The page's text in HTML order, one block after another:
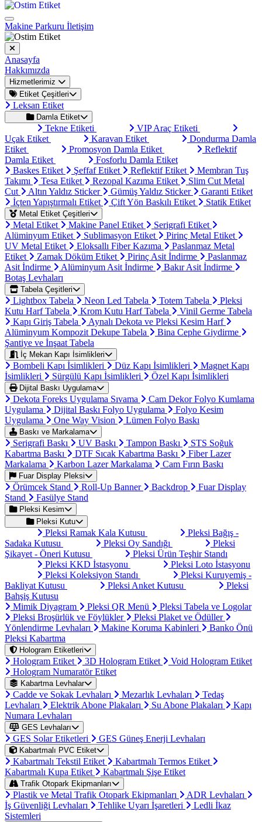
Makine Parkuru İletişim
Anasayfa
Hakkımızda
Hizmetlerimiz
Etiket Çeşitleri
Leksan Etiket
Damla Etiket
Tekne Etiketi
VIP Araç Etiketi
Uçak Etiket
Karavan Etiket
Dondurma Damla
Etiket
Promosyon Damla Etiket
Reflektif
Damla Etiket
Fosforlu Damla Etiket
Baskes Etiket
Şeffaf Etiket Reflektif Etiket
Membran Tuş
Takımı
Tesa Etiket Rezopal Kazıma Etiket
Slim Cut Metal
Cut
Altın Yaldız Sticker Gümüş Yaldız Sticker
Garanti Etiket
İçten Yapıştırmalı Etiket
Çift Yön Baskılı Etiket Statik Etiket
Metal Etiket Çeşitleri
Metal Etiket Makine Panel Etiket
Serigrafi Etiket
Alüminyum Etiket
Sublimasyon Etiket
Pirinç Metal Etiket
UV Metal Etiket
Eloksallı Fiber Kazıma
Paslanmaz Metal
Etiket
Zamak Döküm Etiket Pirinç Asit İndirme
Paslanmaz
Asit İndirme
Alüminyum Asit İndirme
Bakır Asit İndirme
Botaş Levhaları
Tabela Çeşitleri
Lightbox Tabela Neon Led Tabela Totem Tabela
Pleksi
Kutu Harf Tabela
Krom Kutu Harf Tabela
Vinil Germe Tabela
Kapı Giriş Tabela
Aynalı Dekota ve Pleksi Kesim Harf
Alüminyum Kompozit Dekupe Tabela
Bina Cephe Giydirme
Şantiye ve İnşaat Tabela
İç Mekan Kapı İsimlikleri
Bombeli Kapı İsimlikleri Düz Kapı İsimlikleri
Magnet Kapı
İsimlikleri
Sürgülü Kapı İsimlikleri Özel Kapı İsimlikleri
Dijital Baskı Uygulama
Dekota Foreks Uygulama Sıvama
Cam Dekor Folyo Kumlama
Uygulama
Dijital Baskı Folyo Uygulama
Folyo Kesim
Uygulama
One Way Vision Lümen Folyo Baskı
Baskı ve Markalama
Serigrafi Baskı UV Baskı Tampon Baskı
STS Soğuk
Kabartma Baskı
DTF Sıcak Kabartma Baskı
Fiber Lazer
Markalama
Karbon Lazer Markalama Cam Fırın Baskı
Fuar Display Pleksi
Örümcek Stand Roll-Up Banner Backdrop
Fuar Display
Stand
Fasülye Stand
Pleksi Kesim
Pleksi Kutu
Pleksi Ramak Kala Kutusu
Pleksi Bağış -
Sadaka Kutusu
Pleksi Oy Sandığı
Pleksi
Şikayet - Öneri Kutusu
Pleksi Ürün Teşhir Standı
Pleksi KKD İstasyonu
Pleksi Loto İstasyonu
Pleksi Koleksiyon Standı
Pleksi Kuruyemiş -
Bakliyat Kutusu
Pleksi Anket Kutusu
Pleksi
Bahşiş Kutusu
Mimik Diyagram
Pleksi QR Menü
Pleksi Tabela ve Logolar
Pleksi Broşürlük ve Föylükler
Pleksi Plaket ve Ödüller
Yönlendirme Levhaları
Makine Koruma Kabinleri
Banko Önü
Pleksi Kabartma
Hologram Etiketleri
Hologram Etiket 3D Hologram Etiket
Void Hologram Etiket
Hologram Numaratör Etiket
Kabartma Levhalar
Cadde ve Sokak Levhaları Mezarlık Levhaları
Tedaş
Levhaları
Elektrik Abone Plakaları Su Abone Plakaları
Kapı
Numara Levhaları
GES Levhaları
GES Solar Etiketleri GES Güneş Enerji Levhaları
Kabartmalı PVC Etiket
Kabartmalı Tekstil Etiket
Kabartmalı Termos Etiket
Kabartmalı Kupa Etiket
Kabartmalı Şişe Etiket
Trafik Otopark Ekipmanları
Plastik ve Metal Trafik Otopark Ekipmanları
ADR Levhaları
İş Güvenliği Levhaları
Tehlike Uyarı İşaretleri
Ledli İkaz
Sistemleri